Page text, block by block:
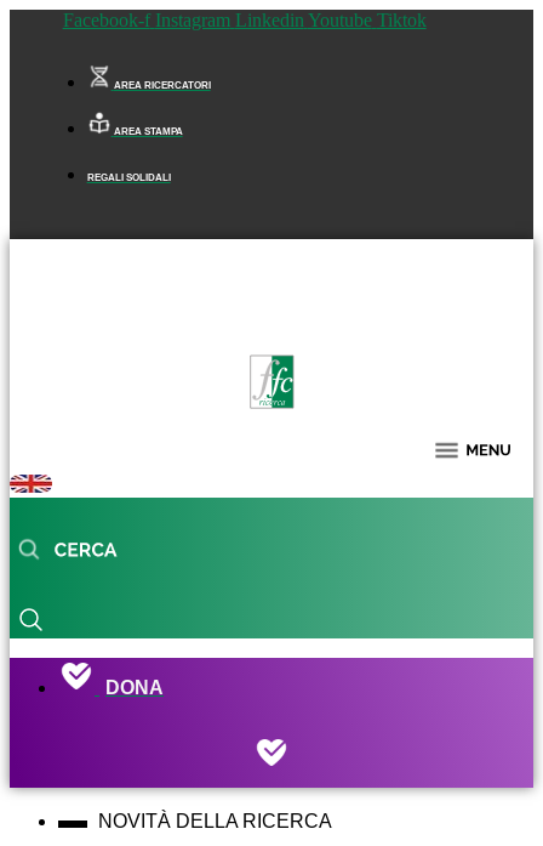
Facebook-f Instagram Linkedin Youtube Tiktok
AREA RICERCATORI
AREA STAMPA
REGALI SOLIDALI
DONA
NOVITÀ DELLA RICERCA